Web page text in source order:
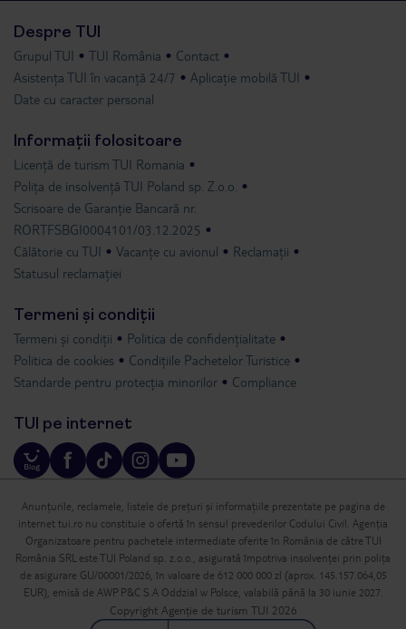
Despre TUI
Grupul TUI TUI România
Contact
Asistența TUI în vacanță 24/7
Aplicație mobilă TUI
Date cu caracter personal
Informații folositoare
Licență de turism TUI Romania
Polița de insolvență TUI Poland sp. Z.o.o.
Scrisoare de Garanție Bancară nr.
RORTFSBGI0004101/03.12.2025
Călătorie cu TUI
Vacanțe cu avionul
Reclamații
Statusul reclamației
Termeni și condiții
Termeni și condiții
Politica de confidențialitate
Politica de cookies
Condițiile Pachetelor Turistice
Standarde pentru protecția minorilor
Compliance
TUI pe internet
Anunțurile, reclamele, listele de prețuri și informațiile prezentate pe pagina de
internet tui.ro nu constituie o ofertă în sensul prevederilor Codului Civil. Agenția
Organizatoare pentru pachetele intermediate oferite în România de către TUI
România SRL este TUI Poland sp. z.o.o., asigurată împotriva insolvenței prin polița
de asigurare GU/00001/2026, în valoare de 612 000 000 zl (aprox. 145.157.064,05
EUR), emisă de AWP P&C S.A Oddzial w Polsce, valabilă până la 30 iunie 2027.
Copyright Agenție de turism TUI 2026